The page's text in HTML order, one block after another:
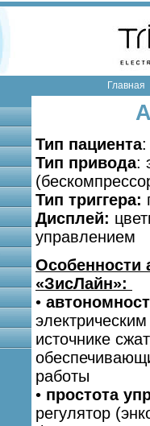
Главная
Тип пациента:
Тип привода:
Тип триггера:
Дисплей:
управлением
Особенности
«ЗисЛайн»:
•
источнике
работы
• простота
регулятор